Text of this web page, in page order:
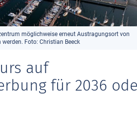
möglichweise erneut Austragungsort von
Foto: Christian Beeck
auf
für 2036